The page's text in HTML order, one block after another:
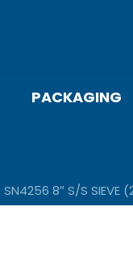
PACKAGING
SN4256 8″ S/S SIEVE